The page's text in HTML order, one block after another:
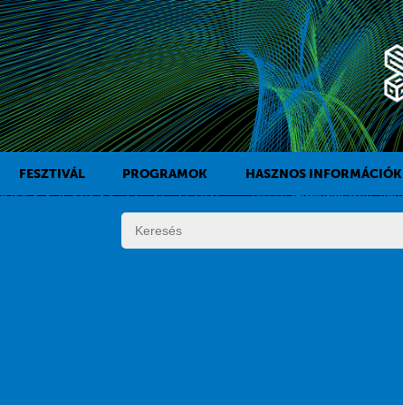
FESZTIVÁL
A KAFF TÖRTÉNETE
PROGRAMOK
FILMPROGRAMOK
HASZNOS INFORMÁCIÓK